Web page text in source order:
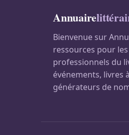
Annuaire
Bienvenue sur
ressources pour
professionnels du
événements, livres
générateurs de